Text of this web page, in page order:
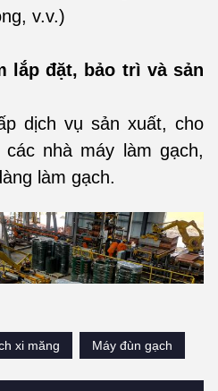
v.v.)
lắp đặt, bảo trì và sản
dịch vụ sản xuất, cho
nhà máy làm gạch,
làm gạch.
xi măng Máy đùn gạch